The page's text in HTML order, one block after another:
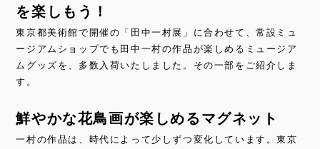
を楽しもう！
東京都美術館で開催の「田中一村展」に合わせて、常設ミュ
ージアムショップでも田中一村の作品が楽しめるミュージア
ムグッズを、多数入荷いたしました。その一部をご紹介しま
す。
鮮やかな花鳥画が楽しめるマグネット
一村の作品は、時代によって少しずつ変化しています。東京